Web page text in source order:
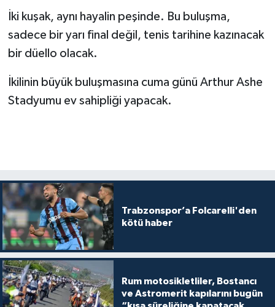
İki kuşak, aynı hayalin peşinde. Bu buluşma,
sadece bir yarı final değil, tenis tarihine kazınacak
bir düello olacak.
İkilinin büyük buluşmasına cuma günü Arthur Ashe
Stadyumu ev sahipliği yapacak.
Trabzonspor’a Folcarelli'den
kötü haber
Rum motosikletliler, Bostancı
ve Astromerit kapılarını bugün